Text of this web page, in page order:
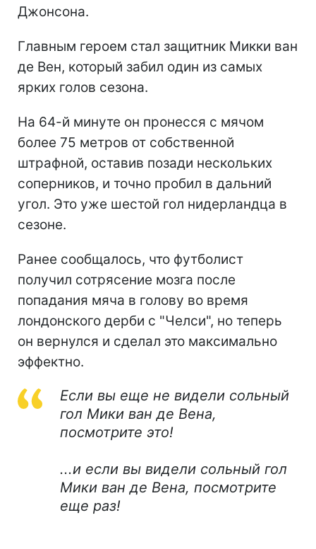
Джонсона.
Главным героем стал защитник Микки ван
де Вен, который забил один из самых
ярких голов сезона.
На 64-й минуте он пронесся с мячом
более 75 метров от собственной
штрафной, оставив позади нескольких
соперников, и точно пробил в дальний
угол. Это уже шестой гол нидерландца в
сезоне.
Ранее сообщалось, что футболист
получил сотрясение мозга после
попадания мяча в голову во время
лондонского дерби с "Челси", но теперь
он вернулся и сделал это максимально
эффектно.
Если вы еще не видели сольный
гол Мики ван де Вена,
посмотрите это!
...и если вы видели сольный гол
Мики ван де Вена, посмотрите
еще раз!